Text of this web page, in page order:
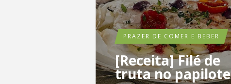
PRAZER DE COMER E BEBER
[Receita] Filé de
truta no papilote